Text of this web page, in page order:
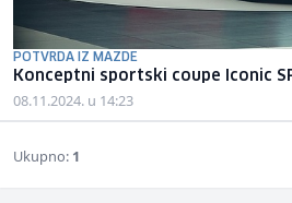
POTVRDA IZ MAZDE
Konceptni sportski coupe Iconic
08.11.2024. u 14:23
Ukupno: 1